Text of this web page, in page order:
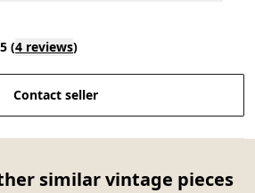
5 (4 reviews)
Contact seller
similar vintage pieces